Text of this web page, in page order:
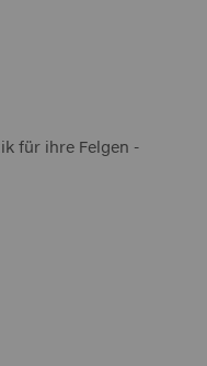
für ihre Felgen -